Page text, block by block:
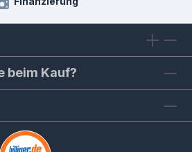
beim Kauf?